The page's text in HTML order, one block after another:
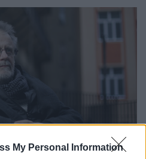
My Personal Information